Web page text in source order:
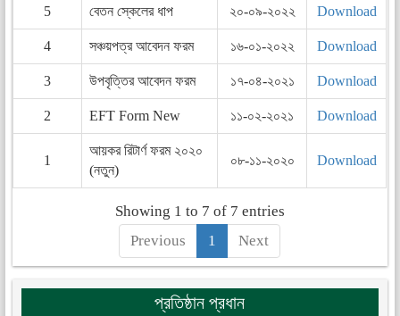
5 বেতন স্কেলের ধাপ ২০-০৯-২০২২ Download
4 সঞ্চয়পত্র আবেদন ফরম ১৬-০১-২০২২ Download
3 উপবৃত্তির আবেদন ফরম ১৭-০৪-২০২১ Download
2 EFT Form New ১১-০২-২০২১ Download
1
আয়কর রিটার্ণ ফরম ২০২০
(নতুন)
০৮-১১-২০২০ Download
Showing 1 to 7 of 7 entries
Previous
1 Next
প্রতিষ্ঠান প্রধান